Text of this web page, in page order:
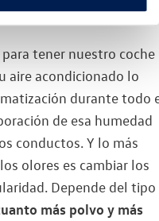
tener nuestro coche
aire acondicionado lo
durante todo
de esa humedad
conductos. Y lo más
olores es cambiar los
Depende del tipo
más polvo y más